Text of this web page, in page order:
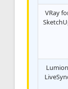
VRay
Lumion